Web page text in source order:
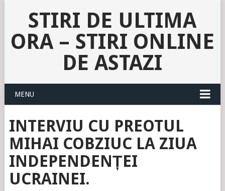
STIRI DE ULTIMA
ORA – STIRI ONLINE
DE ASTAZI
MENU
INTERVIU CU PREOTUL
MIHAI COBZIUC LA ZIUA
INDEPENDENȚEI
UCRAINEI.